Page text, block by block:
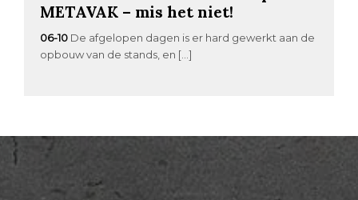
METAVAK – mis het niet!
06-10 De afgelopen dagen is er hard gewerkt aan de
opbouw van de stands, en […]